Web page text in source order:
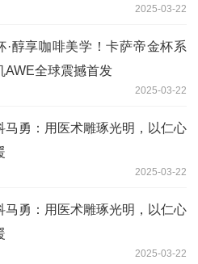
2025-03-22
·醇享咖啡美学！卡萨帝金杯系
AWE全球震撼首发
2025-03-22
马勇：用医术雕琢光明，以仁心
2025-03-22
马勇：用医术雕琢光明，以仁心
2025-03-22